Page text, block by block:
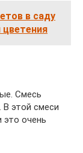
в саду
Смесь
В этой смеси
очень